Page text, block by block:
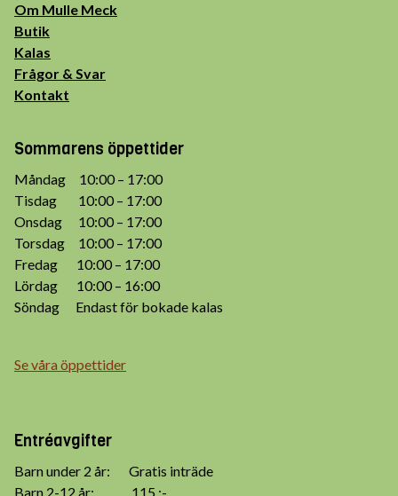
Om Mulle Meck
Butik
Kalas
Frågor & Svar
Kontakt
Sommarens öppettider
Måndag 10:00 – 17:00
Tisdag 10:00 – 17:00
Onsdag 10:00 – 17:00
Torsdag 10:00 – 17:00
Fredag 10:00 – 17:00
Lördag 10:00 – 16:00
Söndag Endast för bokade kalas
Se våra öppettider
Entréavgifter
Barn under 2 år: Gratis inträde
Barn 2-12 år: 115 :-